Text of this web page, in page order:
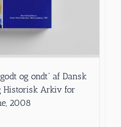
og ondt” af Dansk
Historisk Arkiv for
2008